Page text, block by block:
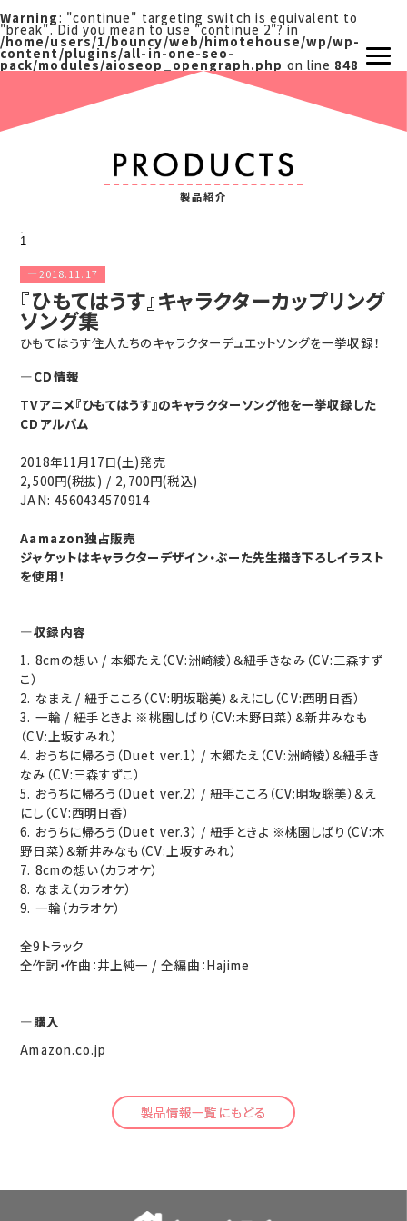
Warning: "continue" targeting switch is equivalent to
"break". Did you mean to use "continue 2"? in
/home/users/1/bouncy/web/himotehouse/wp/wp-
content/plugins/all-in-one-seo-
pack/modules/aioseop_opengraph.php on line 848
製品紹介
1
2018.11.17
『ひもてはうす』キャラクターカップリング
ソング集
ひもてはうす住人たちのキャラクターデュエットソングを一挙収録！
CD情報
TVアニメ『ひもてはうす』のキャラクターソング他を一挙収録した
CDアルバム
2018年11月17日(土)発売
2,500円(税抜) / 2,700円(税込)
JAN: 4560434570914
Aamazon独占販売
ジャケットはキャラクターデザイン・ぶーた先生描き下ろしイラスト
を使用！
収録内容
1. 8cmの想い / 本郷たえ（CV:洲崎綾）＆紐手きなみ（CV:三森すず
こ）
2. なまえ / 紐手こころ（CV:明坂聡美）＆えにし（CV:西明日香）
3. 一輪 / 紐手ときよ ※桃園しばり（CV:木野日菜）＆新井みなも
（CV:上坂すみれ）
4. おうちに帰ろう（Duet ver.1） / 本郷たえ（CV:洲崎綾）＆紐手き
なみ（CV:三森すずこ）
5. おうちに帰ろう（Duet ver.2） / 紐手こころ（CV:明坂聡美）＆え
にし（CV:西明日香）
6. おうちに帰ろう（Duet ver.3） / 紐手ときよ ※桃園しばり（CV:木
野日菜）＆新井みなも（CV:上坂すみれ）
7. 8cmの想い（カラオケ）
8. なまえ（カラオケ）
9. 一輪（カラオケ）
全9トラック
全作詞・作曲：井上純一 / 全編曲：Hajime
購入
Amazon.co.jp
製品情報一覧にもどる